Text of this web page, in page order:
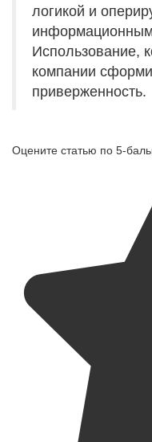
логикой и
Использование,
компании
приверженность.
Оцените статью по 5-